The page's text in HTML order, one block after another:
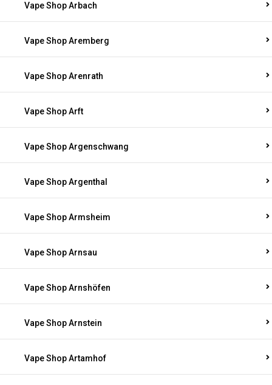
Vape Shop Arbach
Vape Shop Aremberg
Vape Shop Arenrath
Vape Shop Arft
Vape Shop Argenschwang
Vape Shop Argenthal
Vape Shop Armsheim
Vape Shop Arnsau
Vape Shop Arnshöfen
Vape Shop Arnstein
Vape Shop Artamhof